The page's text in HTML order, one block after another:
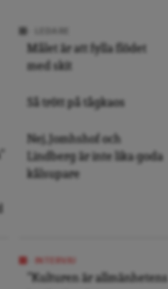
Målet är att fylla flödet
med skit
Så trött på tågkaos
Nej, Jomhshof och
Lindberg är inte lika goda
kålsupare
”Kulturen är allmänhetens